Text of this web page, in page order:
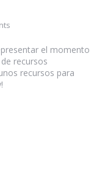
el momento
recursos
recursos para